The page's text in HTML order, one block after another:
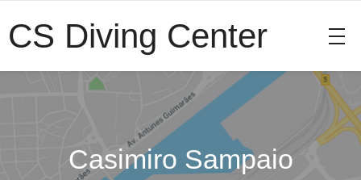
CS Diving Center
Casimiro Sampaio